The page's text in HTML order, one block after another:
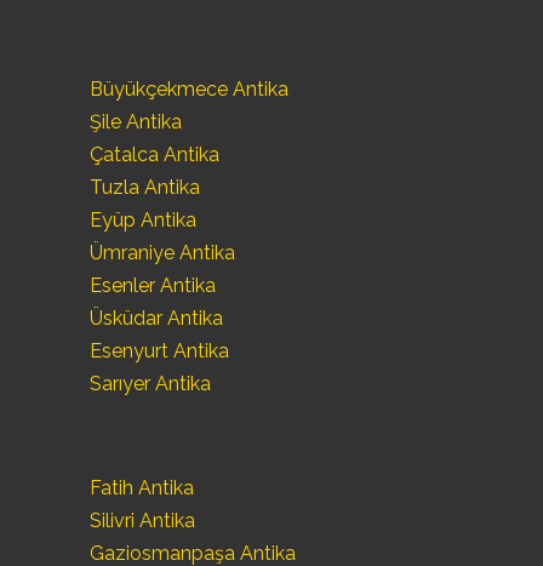
Büyükçekmece Antika
Şile Antika
Çatalca Antika
Tuzla Antika
Eyüp Antika
Ümraniye Antika
Esenler Antika
Üsküdar Antika
Esenyurt Antika
Sarıyer Antika
Fatih Antika
Silivri Antika
Gaziosmanpaşa Antika